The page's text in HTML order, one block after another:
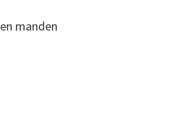
manden